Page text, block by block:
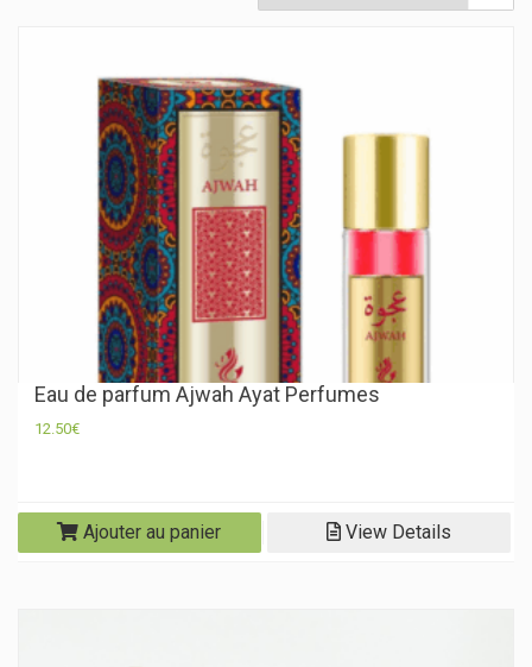
Eau de parfum Ajwah Ayat Perfumes
12.50€
Ajouter au panier View Details